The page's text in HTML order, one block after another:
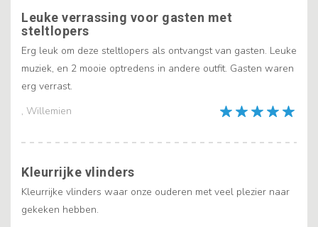
, Willemien
Leuke verrassing voor gasten met
steltlopers
Erg leuk om deze steltlopers als ontvangst van gasten. Leuke
muziek, en 2 mooie optredens in andere outfit. Gasten waren
erg verrast.
Kleurrijke vlinders
Kleurrijke vlinders waar onze ouderen met veel plezier naar
gekeken hebben.